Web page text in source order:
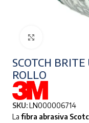
SCOTCH
ROLLO
SKU:LN000006714
La fibra abrasiva